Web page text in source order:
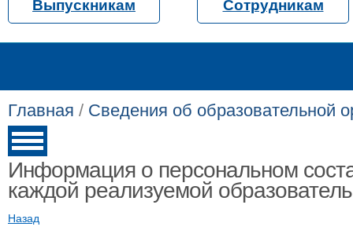
Выпускникам Сотрудникам
Главная / Сведения об образовательной
Информация о персональном
каждой реализуемой
Назад